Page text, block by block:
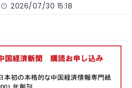
2026/07/30 15:18